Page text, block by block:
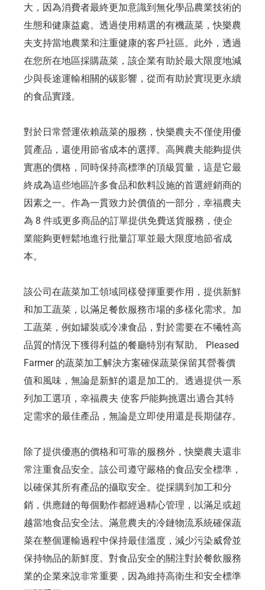
大，因為消費者最終更加意識到無化學品農業技術的
生態和健康益處。透過使用精選的有機蔬菜，快樂農
夫支持當地農業和注重健康的客戶社區。此外，透過
在您所在地區採購蔬菜，該企業有助於最大限度地減
少與長途運輸相關的碳影響，從而有助於實現更永續
的食品實踐。
對於日常營運依賴蔬菜的服務，快樂農夫不僅使用優
質產品，還使用節省成本的選擇。高興農夫能夠提供
實惠的價格，同時保持高標準的頂級質量，這是它最
終成為這些地區許多食品和飲料設施的首選經銷商的
因素之一。作為一貫致力於價值的一部分，幸福農夫
為 8 件或更多商品的訂單提供免費送貨服務，使企
業能夠更輕鬆地進行批量訂單並最大限度地節省成
本。
該公司在蔬菜加工領域同樣發揮重要作用，提供新鮮
和加工蔬菜，以滿足餐飲服務市場的多樣化需求。加
工蔬菜，例如罐裝或冷凍食品，對於需要在不犧牲高
品質的情況下獲得利益的餐廳特別有幫助。 Pleased
Farmer 的蔬菜加工解決方案確保蔬菜保留其營養價
值和風味，無論是新鮮的還是加工的。透過提供一系
列加工選項，幸福農夫 使客戶能夠挑選出適合其特
定需求的最佳產品，無論是立即使用還是長期儲存。
除了提供優惠的價格和可靠的服務外，快樂農夫還非
常注重食品安全。該公司遵守嚴格的食品安全標準，
以確保其所有產品的攝取安全。從採購到加工和分
銷，供應鏈的每個動作都經過精心管理，以滿足或超
越當地食品安全法。滿意農夫的冷鏈物流系統確保蔬
菜在整個運輸過程中保持最佳溫度，減少污染威脅並
保持物品的新鮮度。對食品安全的關注對於餐飲服務
業的企業來說非常重要，因為維持高衛生和安全標準